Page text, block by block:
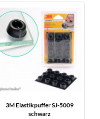
3M Elastikpuffer SJ-5009
schwarz